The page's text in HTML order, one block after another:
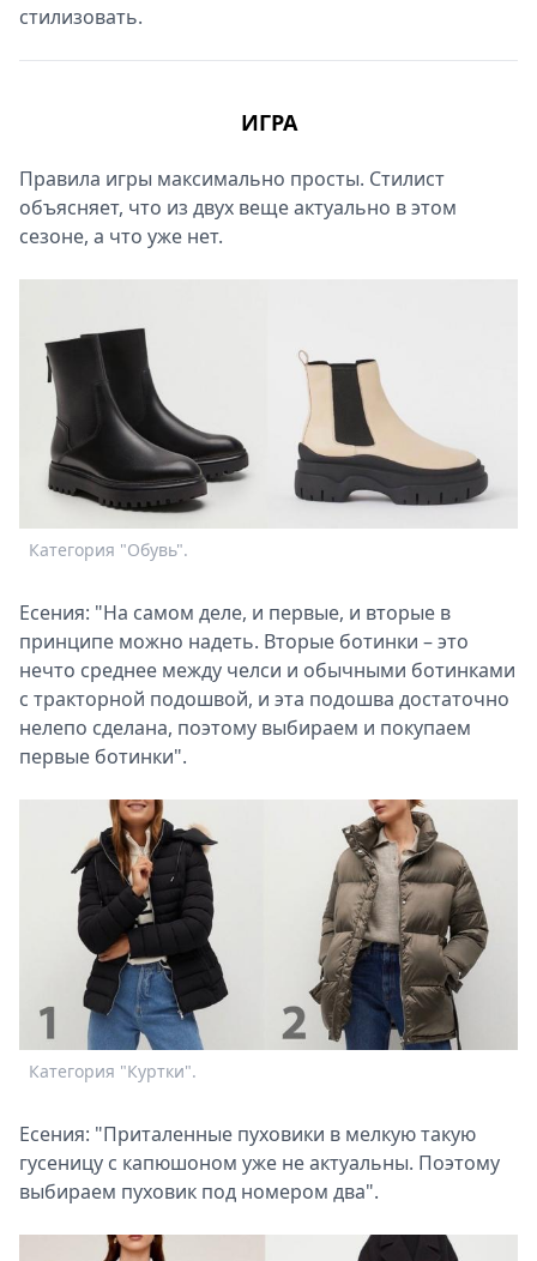
стилизовать.
ИГРА
Правила игры максимально просты. Стилист
объясняет, что из двух веще актуально в этом
сезоне, а что уже нет.
Категория "Обувь".
Есения: "На самом деле, и первые, и вторые в
принципе можно надеть. Вторые ботинки – это
нечто среднее между челси и обычными ботинками
с тракторной подошвой, и эта подошва достаточно
нелепо сделана, поэтому выбираем и покупаем
первые ботинки".
Категория "Куртки".
Есения: "Приталенные пуховики в мелкую такую
гусеницу с капюшоном уже не актуальны. Поэтому
выбираем пуховик под номером два".